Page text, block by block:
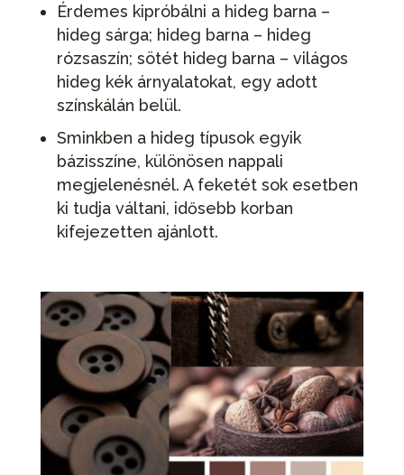
Érdemes kipróbálni a hideg barna –
hideg sárga; hideg barna – hideg
rózsaszín; sötét hideg barna – világos
hideg kék árnyalatokat, egy adott
színskálán belül.
Sminkben a hideg típusok egyik
bázisszíne, különösen nappali
megjelenésnél. A feketét sok esetben
ki tudja váltani, idősebb korban
kifejezetten ajánlott.